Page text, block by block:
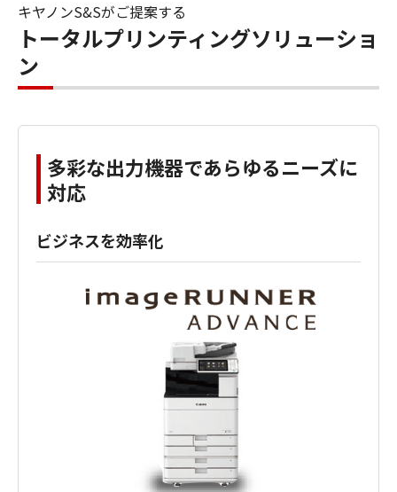
キヤノンS&Sがご提案する
トータルプリンティングソリューショ
ン
多彩な出力機器であらゆるニーズに
対応
ビジネスを効率化